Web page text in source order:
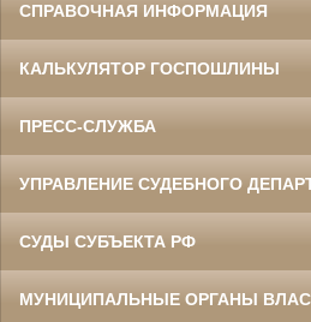
СПРАВОЧНАЯ ИНФОРМАЦИЯ
КАЛЬКУЛЯТОР ГОСПОШЛИНЫ
ПРЕСС-СЛУЖБА
УПРАВЛЕНИЕ СУДЕБНОГО
СУДЫ СУБЪЕКТА РФ
МУНИЦИПАЛЬНЫЕ ОРГАНЫ